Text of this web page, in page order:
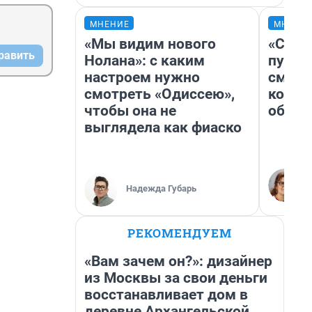
МНЕНИЕ
«Мы видим нового
Нолана»: с каким
настроем нужно
смотреть «Одиссею»,
чтобы она не
выглядела как фиаско
Надежда Губарь
РЕКОМЕНДУЕМ
«Вам зачем он?»: дизайнер
из Москвы за свои деньги
восстанавливает дом в